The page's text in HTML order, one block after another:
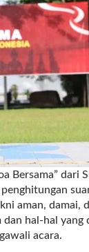
Bersama” dari
aman, damai,
hal-hal yang
acara.